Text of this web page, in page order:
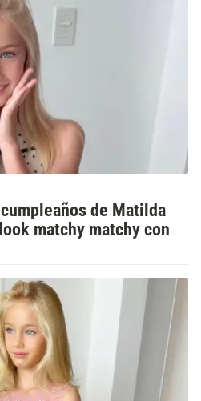
de Matilda
matchy matchy con